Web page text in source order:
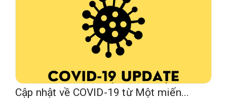
Cập nhật về COVID-19 từ Một miến...